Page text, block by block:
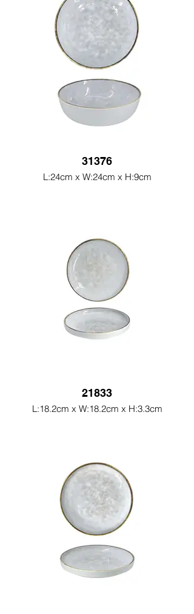
31376
L:24cm x W:24cm x H:9cm
21833
L:18.2cm x W:18.2cm x H:3.3cm